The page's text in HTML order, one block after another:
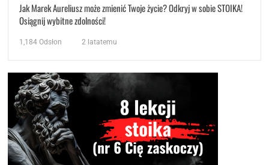
Jak Marek Aureliusz może zmienić Twoje życie? Odkryj w sobie STOIKA!
Osiągnij wybitne zdolności!
1,184 Odsłon 2 latatemu